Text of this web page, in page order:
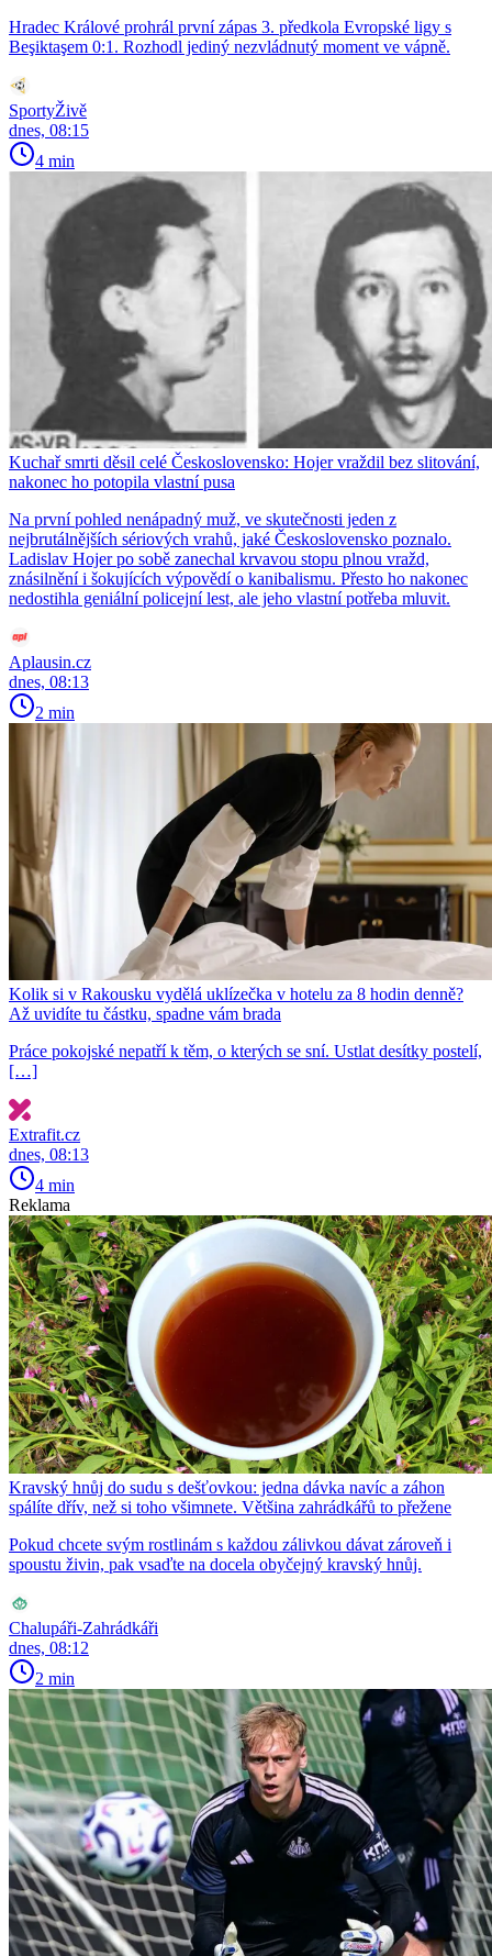
Hradec Králové prohrál první zápas 3. předkola Evropské ligy s
Beşiktaşem 0:1. Rozhodl jediný nezvládnutý moment ve vápně.
SportyŽivě
dnes, 08:15
4 min
Kuchař smrti děsil celé Československo: Hojer vraždil bez slitování,
nakonec ho potopila vlastní pusa
Na první pohled nenápadný muž, ve skutečnosti jeden z
nejbrutálnějších sériových vrahů, jaké Československo poznalo.
Ladislav Hojer po sobě zanechal krvavou stopu plnou vražd,
znásilnění i šokujících výpovědí o kanibalismu. Přesto ho nakonec
nedostihla geniální policejní lest, ale jeho vlastní potřeba mluvit.
Aplausin.cz
dnes, 08:13
2 min
Kolik si v Rakousku vydělá uklízečka v hotelu za 8 hodin denně?
Až uvidíte tu částku, spadne vám brada
Práce pokojské nepatří k těm, o kterých se sní. Ustlat desítky postelí,
[…]
Extrafit.cz
dnes, 08:13
4 min
Reklama
Kravský hnůj do sudu s dešťovkou: jedna dávka navíc a záhon
spálíte dřív, než si toho všimnete. Většina zahrádkářů to přežene
Pokud chcete svým rostlinám s každou zálivkou dávat zároveň i
spoustu živin, pak vsaďte na docela obyčejný kravský hnůj.
Chalupáři-Zahrádkáři
dnes, 08:12
2 min